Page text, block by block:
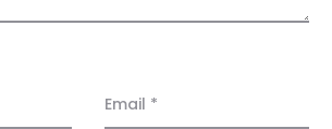
Email *